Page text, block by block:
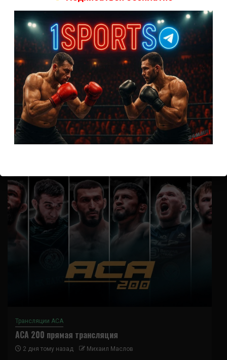
А как смотреть с ноутбука?
Анонимно кРасписание боев UFC
Кусок говна ты, существом даже нельзя ,такое как ты назвать!
АнонимнокКонор МакГрегор
УЧ
АнонимнокРэнди Браун — Николас Далби
не запускается ни один бой, реклама есть, а когда
заканчивается начинается загрузка видео длиною в жизнь.
Исправьте пожалуйста
Трансляции ACA
ACA 200 прямая трансляция
2 дня тому назад Михаил Маслов